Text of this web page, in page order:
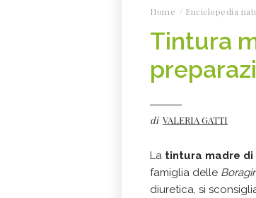
Home Enciclopedia
Tintura
di VALERIA GATTI
La tintura madre di
famiglia delle
diuretica, si